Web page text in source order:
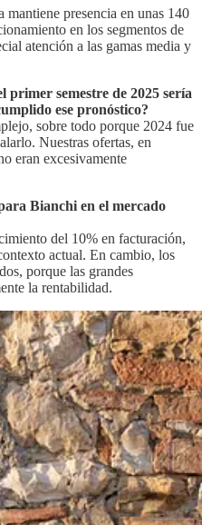
presencia en unas 140
en los segmentos de
atención a las gamas media y
primer semestre de 2025 sería
ese pronóstico?
sobre todo porque 2024 fue
Nuestras ofertas, en
eran excesivamente
Bianchi en el mercado
del 10% en facturación,
actual. En cambio, los
porque las grandes
la rentabilidad.